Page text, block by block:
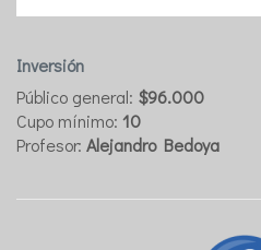
Inversión
Público general: $96.000
Cupo mínimo: 10
Profesor: Alejandro Bedoya